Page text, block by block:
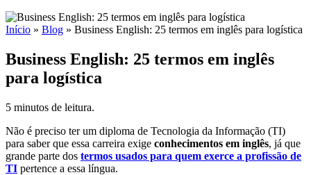
Início » Blog » Business English: 25 termos em inglês para logística
Business English: 25 termos em inglês
para logística
5 minutos de leitura.
Não é preciso ter um diploma de Tecnologia da Informação (TI)
para saber que essa carreira exige conhecimentos em inglês, já que
grande parte dos termos usados para quem exerce a profissão de
TI pertence a essa língua.